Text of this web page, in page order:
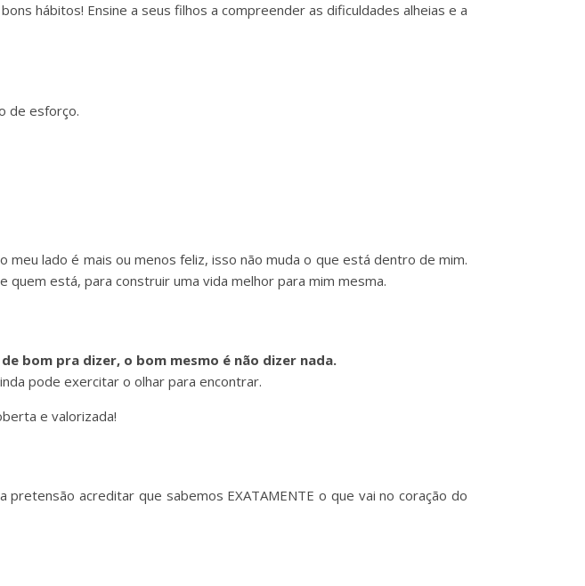
hábitos! Ensine a seus filhos a compreender as dificuldades alheias e a
de esforço.
meu lado é mais ou menos feliz, isso não muda o que está dentro de mim.
está, para construir uma vida melhor para mim mesma.
bom pra dizer, o bom mesmo é não dizer nada.
pode exercitar o olhar para encontrar.
e valorizada!
acreditar que sabemos EXATAMENTE o que vai no coração do